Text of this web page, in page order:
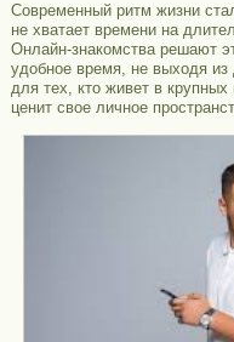
Современный ритм жизни
не хватает времени на
Онлайн-знакомства решают
удобное время, не выходя из
для тех, кто живет в
ценит свое личное